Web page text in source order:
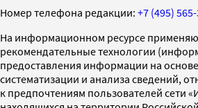
Номер телефона редакции: +7 (495)
На информационном ресурсе
рекомендательные технологии
предоставления информации на
систематизации и анализа сведений,
к предпочтениям пользователей сети